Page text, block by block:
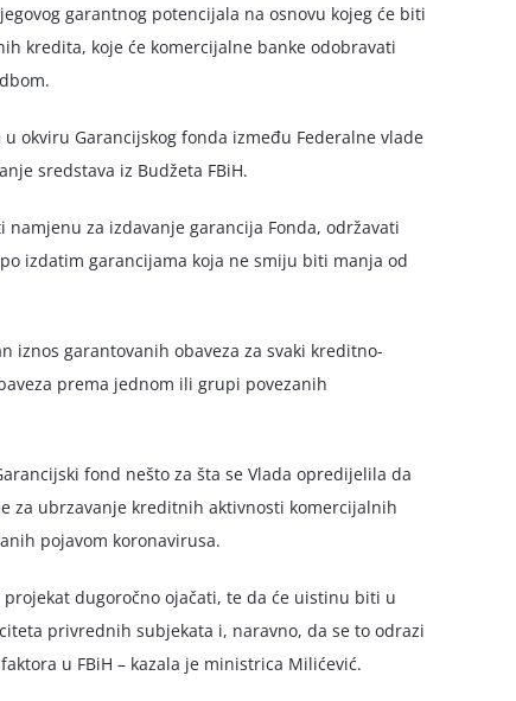
garantnog potencijala na osnovu kojeg će biti
kredita, koje će komercijalne banke odobravati
okviru Garancijskog fonda između Federalne vlade
sredstava iz Budžeta FBiH.
namjenu za izdavanje garancija Fonda, održavati
izdatim garancijama koja ne smiju biti manja od
iznos garantovanih obaveza za svaki kreditno-
prema jednom ili grupi povezanih
fond nešto za šta se Vlada opredijelila da
za ubrzavanje kreditnih aktivnosti komercijalnih
pojavom koronavirusa.
projekat dugoročno ojačati, te da će uistinu biti u
privrednih subjekata i, naravno, da se to odrazi
u FBiH – kazala je ministrica Milićević.